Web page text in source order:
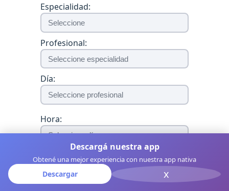
Descargá nuestra app
Obtené una mejor experiencia con nuestra app nativa
Descargar x
Especialidad:
Profesional:
Día:
Hora:
Agendar